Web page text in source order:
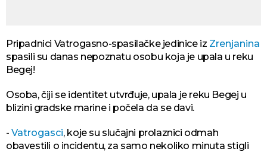
Pripadnici Vatrogasno-spasilačke jedinice iz Zrenjanina
spasili su danas nepoznatu osobu koja je upala u reku
Begej!
Osoba, čiji se identitet utvrđuje, upala je reku Begej u
blizini gradske marine i počela da se davi.
-Vatrogasci, koje su slučajni prolaznici odmah
obavestili o incidentu, za samo nekoliko minuta stigli